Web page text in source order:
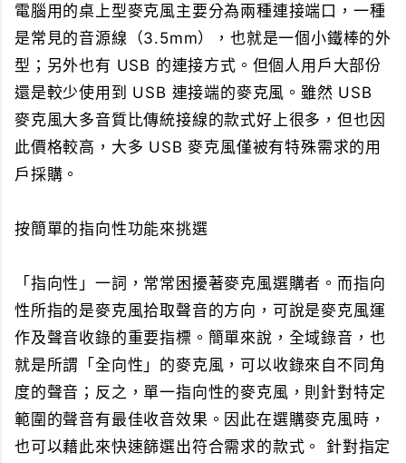
電腦用的桌上型麥克風主要分為兩種連接端口，一種
是常見的音源線（3.5mm），也就是一個小鐵棒的外
型；另外也有 USB 的連接方式。但個人用戶大部份
還是較少使用到 USB 連接端的麥克風。雖然 USB
麥克風大多音質比傳統接線的款式好上很多，但也因
此價格較高，大多 USB 麥克風僅被有特殊需求的用
戶採購。
按簡單的指向性功能來挑選
「指向性」一詞，常常困擾著麥克風選購者。而指向
性所指的是麥克風拾取聲音的方向，可說是麥克風運
作及聲音收錄的重要指標。簡單來說，全域錄音，也
就是所謂「全向性」的麥克風，可以收錄來自不同角
度的聲音；反之，單一指向性的麥克風，則針對特定
範圍的聲音有最佳收音效果。因此在選購麥克風時，
也可以藉此來快速篩選出符合需求的款式。 針對指定